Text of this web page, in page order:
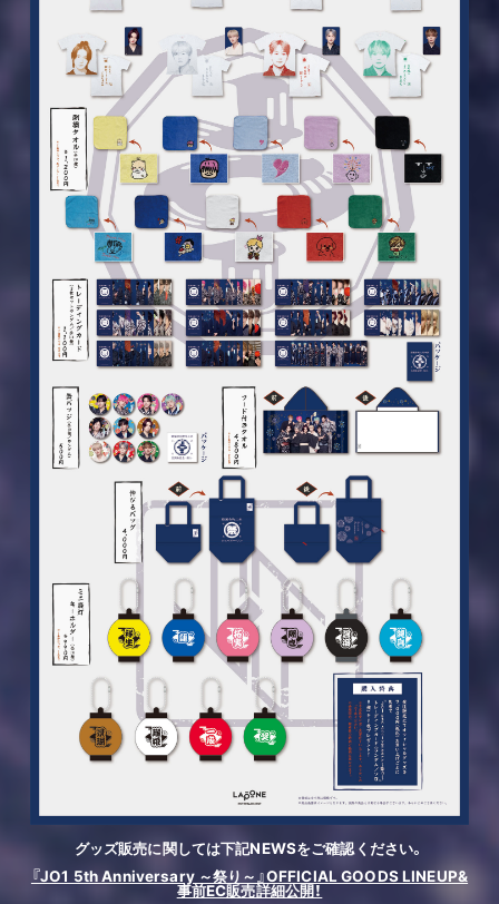
グッズ販売に関しては下記NEWSをご確認ください。
『JO1 5th Anniversary ～祭り～』OFFICIAL GOODS LINEUP&
事前EC販売詳細公開！